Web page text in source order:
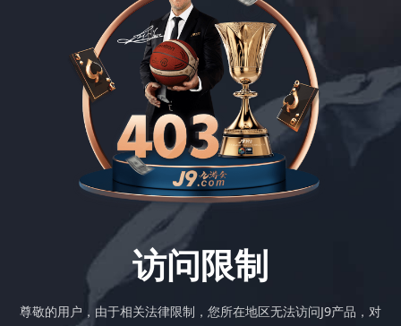
访问限制
尊敬的用户，由于相关法律限制，您所在地区无法访问J9产品，对